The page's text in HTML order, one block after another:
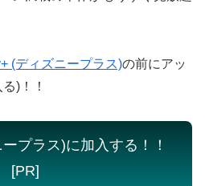
(ディズニープラス)の前にアッ
)！！
プラス)に加入する！！
[PR]